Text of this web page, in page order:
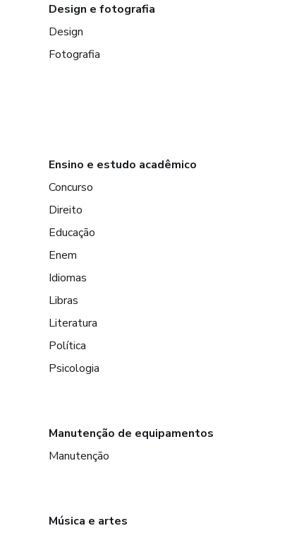
Design e fotografia
Design
Fotografia
Ensino e estudo acadêmico
Concurso
Direito
Educação
Enem
Idiomas
Libras
Literatura
Política
Psicologia
Manutenção de equipamentos
Manutenção
Música e artes